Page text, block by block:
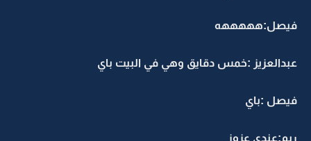
فيصل:هههههه
عبدالعزيز :خمس دقايق وهي في البيت باي
فيصل :باي
ريم:عندي عزوز